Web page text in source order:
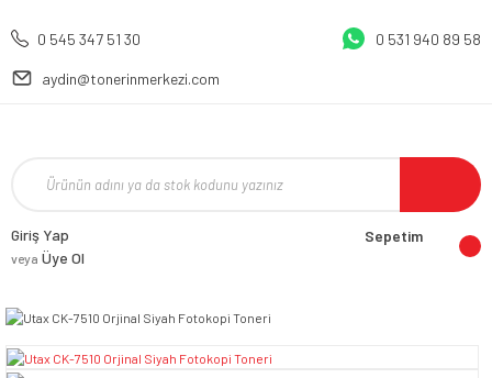
0 545 347 51 30 0 531 940 89 58
aydin@tonerinmerkezi.com
Giriş Yap
veya Üye Ol
Sepetim